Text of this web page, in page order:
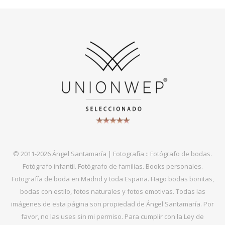
© 2011-2026 Ángel Santamaría | Fotografía :: Fotógrafo de bodas.
Fotógrafo infantil. Fotógrafo de familias. Books personales.
Fotografía de boda en Madrid y toda España. Hago bodas bonitas,
bodas con estilo, fotos naturales y fotos emotivas. Todas las
imágenes de esta página son propiedad de Ángel Santamaría. Por
favor, no las uses sin mi permiso. Para cumplir con la Ley de